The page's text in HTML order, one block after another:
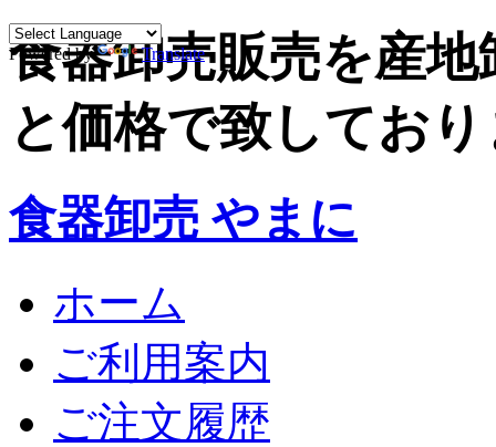
Powered by Translate
食器卸売販売を産
と価格で致してお
食器卸売 やまに
ホーム
ご利用案内
ご注文履歴